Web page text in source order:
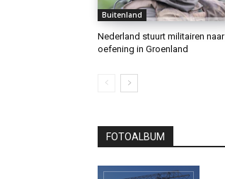
Buitenland
Nederland stuurt militairen naar
oefening in Groenland
FOTOALBUM